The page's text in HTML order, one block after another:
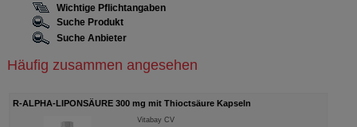
Wichtige Pflichtangaben
Suche Produkt
Suche Anbieter
Häufig zusammen angesehen
R-ALPHA-LIPONSÄURE 300 mg mit Thioctsäure Kapseln
Vitabay CV